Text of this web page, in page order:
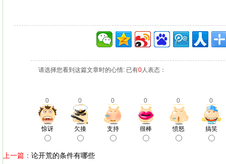
请选择您看到这篇文章时的心情: 已有0人表态：
0 0 0 0 0 0
惊讶 欠揍 支持 很棒 愤怒 搞笑
上一篇： 论开荒的条件有哪些